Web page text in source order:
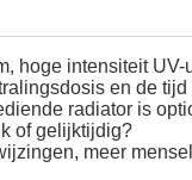
hoge intensiteit UV-
en de tijd
radiator is
of gelijktijdig?
meer